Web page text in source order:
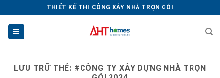
dung
THIẾT KẾ THI CÔNG XÂY NHÀ TRỌN GÓI
LƯU TRỮ THẺ: #CÔNG TY XÂY DỰNG NHÀ TRỌN